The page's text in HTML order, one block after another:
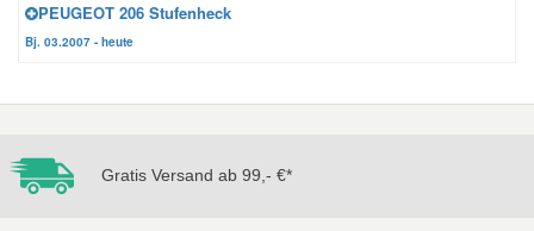
PEUGEOT 206 Stufenheck
Bj. 03.2007 - heute
Gratis Versand ab 99,- €*
Jeep Ersatzteile
Lancia Ersatzteile